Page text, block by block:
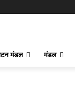
मंडल मंडल